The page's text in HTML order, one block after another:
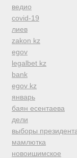
ведио
covid-19
лиев
zakon kz
egov
legalbet kz
bank
egov kz
январь
баян есентаева
дели
выборы
мамлютка
новоишимское